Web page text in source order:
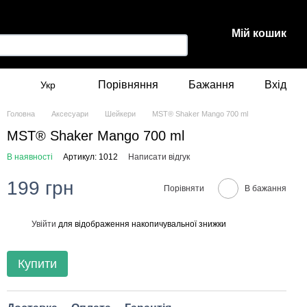
Мій кошик
Укр Порівняння Бажання Вхід
Головна Аксесуари Шейкери MST® Shaker Mango 700 ml
MST® Shaker Mango 700 ml
В наявності Артикул: 1012 Написати відгук
199 грн Порівняти В бажання
Увійти для відображення накопичувальної знижки
Купити